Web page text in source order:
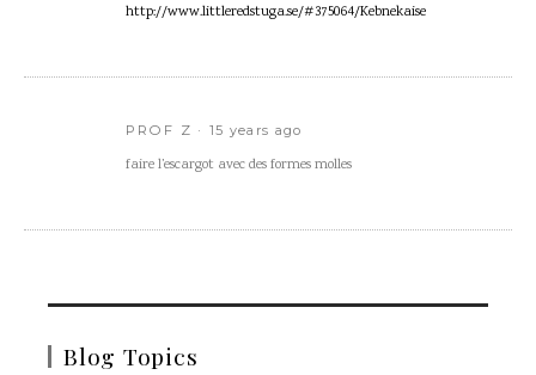
http://www.littleredstuga.se/#375064/Kebnekaise
PROF Z 15 years ago
faire l’escargot avec des formes molles
Blog Topics